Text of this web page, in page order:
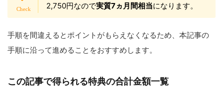
2,750円なので実質7ヵ月間相当になります。
手順を間違えるとポイントがもらえなくなるため、本記事の
手順に沿って進めることをおすすめします。
この記事で得られる特典の合計金額一覧